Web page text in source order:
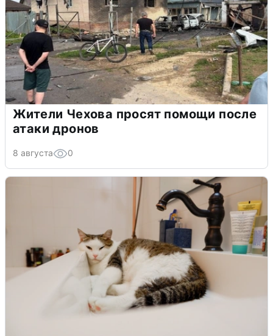
Жители Чехова просят помощи после
атаки дронов
8 августа 0